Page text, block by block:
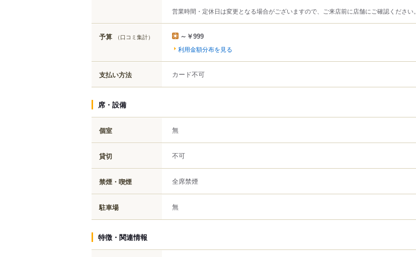
営業時間・定休日は変更となる場合がございますので、ご来店前に店舗にご確認ください。
予算 （口コミ集計） ～￥999
利用金額分布を見る
支払い方法 カード不可
席・設備
個室 無
貸切 不可
禁煙・喫煙 全席禁煙
駐車場 無
特徴・関連情報